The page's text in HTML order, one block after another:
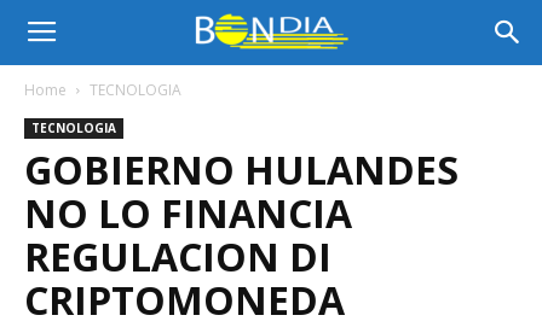
Bon
Dia
Aruba
Home TECNOLOGIA
TECNOLOGIA
GOBIERNO HULANDES
NO LO FINANCIA
REGULACION DI
CRIPTOMONEDA